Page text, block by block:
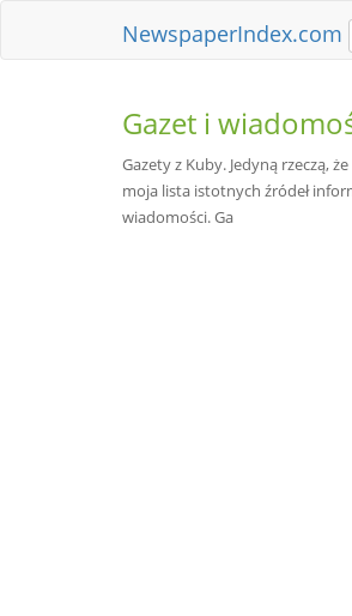
NewspaperIndex.com
Gazet i
Gazety z Kuby. Jedyną rzeczą,
moja lista istotnych źródeł
wiadomości. Ga